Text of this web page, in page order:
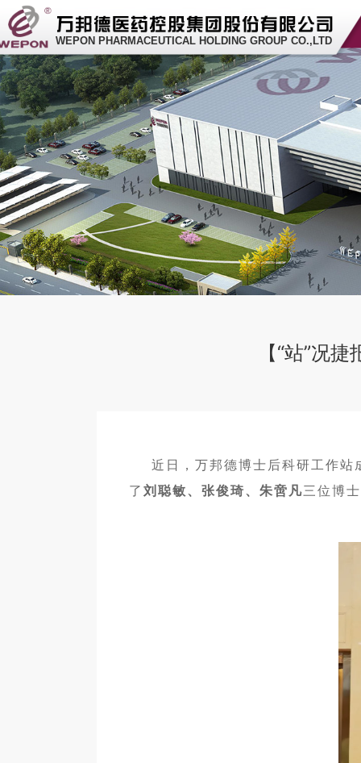
WEPON PHARMACEUTICAL HOLDING GROUP CO.,LTD
【“站”况
近日，万邦德博士后科研工作站
了 刘聪敏、张俊琦、朱啻凡三位博